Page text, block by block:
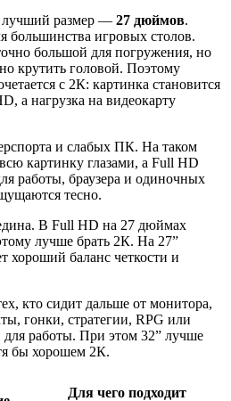
лучший размер — 27 дюймов.
большинства игровых столов.
большой для погружения, но
крутить головой. Поэтому
с 2К: картинка становится
а нагрузка на видеокарту
и слабых ПК. На таком
картинку глазами, а Full HD
работы, браузера и одиночных
тесно.
В Full HD на 27 дюймах
лучше брать 2К. На 27”
хороший баланс четкости и
кто сидит дальше от монитора,
гонки, стратегии, RPG или
для работы. При этом 32” лучше
бы хорошем 2К.
Для чего подходит